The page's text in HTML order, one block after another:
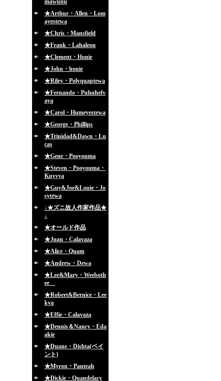
mawunu
★Arthur・Allen・Lom
ayestewa
★Chris・Mansfield
★Frank・Lahaleon
★Clement・Honie
★John・honie
★Riley・Polyquaptewa
★Fernando・Puhuhefv
aya
★Carol・Humeyestewa
★George・Phillips
★Trinidad&Dawn・Lu
cas
★Gene・Pooyouma
★Steven・Pooyouma・
Kuyvya
★Guy&Joe&Louie・Jo
sytewa
↓★ズニ故人作家作品★
↓
★オールド作品
★Juan・Calavaza
★Alice・Quam
★Andrew・Dewa
★Lee&Mary・Weeboth
ee
★Robert&Bernice・Lee
kya
★Effie・Calavaza
★Dennis＆Nancy・Eda
akie
★Duane・Dishta(ペイ
ント)
★Myron・Panteah
★Dickie・Quandelacy